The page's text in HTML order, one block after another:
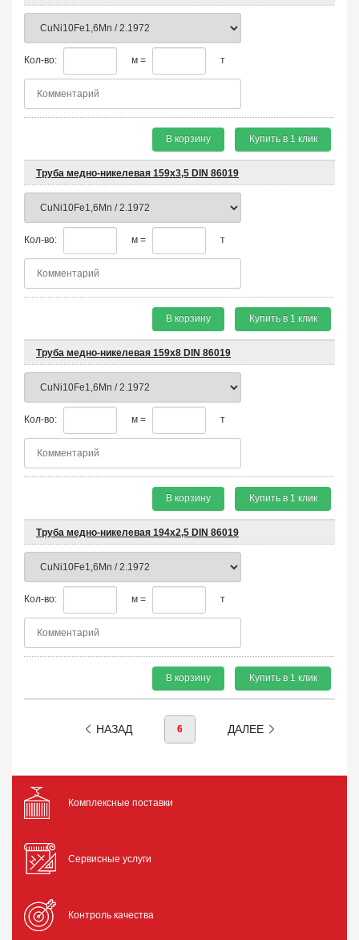
Кол-во: м = т
В корзину Купить в 1 клик
Труба медно-никелевая 159х3,5 DIN 86019
Кол-во: м = т
В корзину Купить в 1 клик
Труба медно-никелевая 159х8 DIN 86019
Кол-во: м = т
В корзину Купить в 1 клик
Труба медно-никелевая 194х2,5 DIN 86019
Кол-во: м = т
В корзину Купить в 1 клик
НАЗАД 6 ДАЛЕЕ
Комплексные поставки
Сервисные услуги
Контроль качества